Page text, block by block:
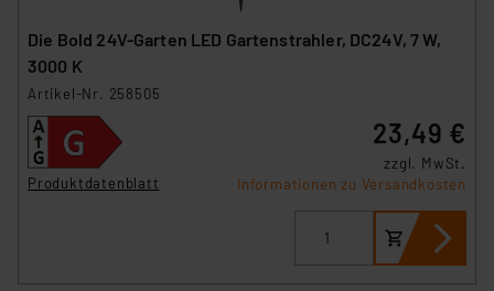
Die Bold 24V-Garten LED Gartenstrahler, DC24V, 7 W,
3000 K
Artikel-Nr. 258505
Produktdatenblatt
23,49 €
zzgl. MwSt.
Informationen zu Versandkosten